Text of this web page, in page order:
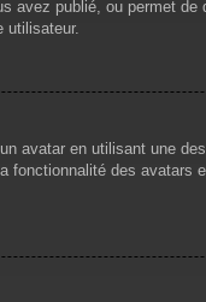
publié, ou permet
utilisateur.
avatar en utilisant une
des